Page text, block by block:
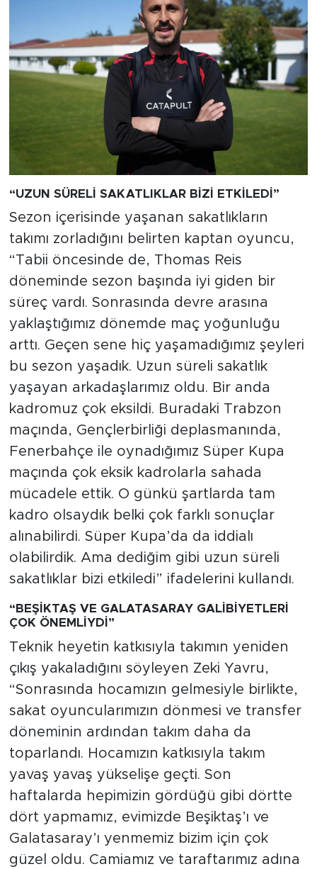
“UZUN SÜRELİ SAKATLIKLAR BİZİ ETKİLEDİ”
Sezon içerisinde yaşanan sakatlıkların
takımı zorladığını belirten kaptan oyuncu,
“Tabii öncesinde de, Thomas Reis
döneminde sezon başında iyi giden bir
süreç vardı. Sonrasında devre arasına
yaklaştığımız dönemde maç yoğunluğu
arttı. Geçen sene hiç yaşamadığımız şeyleri
bu sezon yaşadık. Uzun süreli sakatlık
yaşayan arkadaşlarımız oldu. Bir anda
kadromuz çok eksildi. Buradaki Trabzon
maçında, Gençlerbirliği deplasmanında,
Fenerbahçe ile oynadığımız Süper Kupa
maçında çok eksik kadrolarla sahada
mücadele ettik. O günkü şartlarda tam
kadro olsaydık belki çok farklı sonuçlar
alınabilirdi. Süper Kupa’da da iddialı
olabilirdik. Ama dediğim gibi uzun süreli
sakatlıklar bizi etkiledi” ifadelerini kullandı.
“BEŞİKTAŞ VE GALATASARAY GALİBİYETLERİ
ÇOK ÖNEMLİYDİ”
Teknik heyetin katkısıyla takımın yeniden
çıkış yakaladığını söyleyen Zeki Yavru,
“Sonrasında hocamızın gelmesiyle birlikte,
sakat oyuncularımızın dönmesi ve transfer
döneminin ardından takım daha da
toparlandı. Hocamızın katkısıyla takım
yavaş yavaş yükselişe geçti. Son
haftalarda hepimizin gördüğü gibi dörtte
dört yapmamız, evimizde Beşiktaş’ı ve
Galatasaray’ı yenmemiz bizim için çok
güzel oldu. Camiamız ve taraftarımız adına